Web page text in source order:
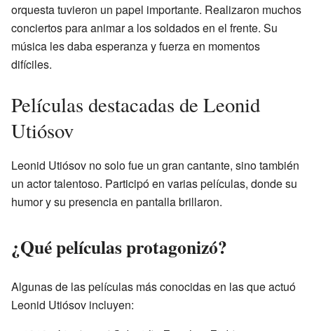
orquesta tuvieron un papel importante. Realizaron muchos
conciertos para animar a los soldados en el frente. Su
música les daba esperanza y fuerza en momentos
difíciles.
Películas destacadas de Leonid
Utiósov
Leonid Utiósov no solo fue un gran cantante, sino también
un actor talentoso. Participó en varias películas, donde su
humor y su presencia en pantalla brillaron.
¿Qué películas protagonizó?
Algunas de las películas más conocidas en las que actuó
Leonid Utiósov incluyen: